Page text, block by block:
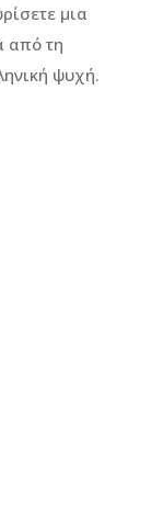
μια
από τη
ψυχή.